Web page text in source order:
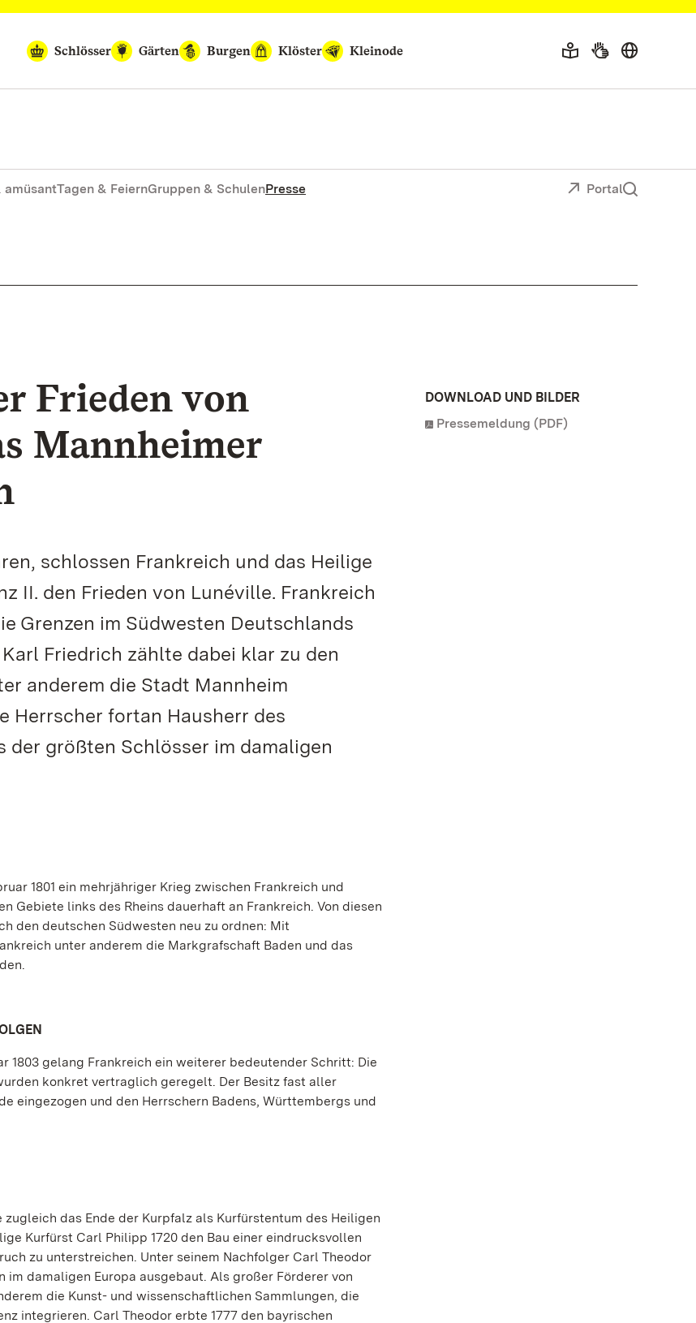
Schlösser
Gärten Burgen Klöster Kleinode
amüsantTagen & FeiernGruppen & SchulenPresse Portal
Frieden von
Mannheimer
schlossen Frankreich und das Heilige
II. den Frieden von Lunéville. Frankreich
Grenzen im Südwesten Deutschlands
Friedrich zählte dabei klar zu den
anderem die Stadt Mannheim
Herrscher fortan Hausherr des
der größten Schlösser im damaligen
1801 ein mehrjähriger Krieg zwischen Frankreich und
Gebiete links des Rheins dauerhaft an Frankreich. Von diesen
den deutschen Südwesten neu zu ordnen: Mit
unter anderem die Markgrafschaft Baden und das
1803 gelang Frankreich ein weiterer bedeutender Schritt: Die
konkret vertraglich geregelt. Der Besitz fast aller
eingezogen und den Herrschern Badens, Württembergs und
das Ende der Kurpfalz als Kurfürstentum des Heiligen
Kurfürst Carl Philipp 1720 den Bau einer eindrucksvollen
zu unterstreichen. Unter seinem Nachfolger Carl Theodor
damaligen Europa ausgebaut. Als großer Förderer von
die Kunst- und wissenschaftlichen Sammlungen, die
integrieren. Carl Theodor erbte 1777 den bayrischen
DOWNLOAD UND BILDER
Pressemeldung (PDF)